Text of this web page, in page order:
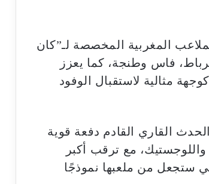
المغربية المخصصة لـ”كان
فاس وطنجة، كما يعزز
مثالية لاستقبال الوفود
القاري القادم دفعة قوية
مع ترقب أكبر
من استثمارات مونديال 2030، التي ستجعل من ملعبها نموذجًا